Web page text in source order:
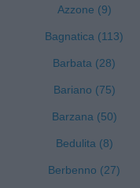
Azzone (9)
Bagnatica (113)
Barbata (28)
Bariano (75)
Barzana (50)
Bedulita (8)
Berbenno (27)